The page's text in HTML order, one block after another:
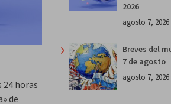
24 horas
de
2026
agosto 7, 2026
Breves del
7 de agosto
agosto 7, 2026